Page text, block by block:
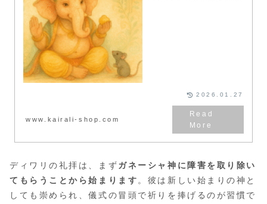
www.kairali-shop.com
2026.01.27
ディワリの礼拝は、まずガネーシャ神に障害を取り除い
てもらうことから始まります 。彼は新しい始まりの神と
しても崇められ、儀式の冒頭で祈りを捧げるのが習慣で